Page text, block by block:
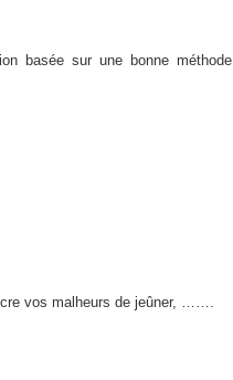
basée sur une bonne méthode
vos malheurs de jeûner, …….